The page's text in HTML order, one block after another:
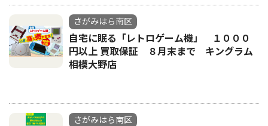
さがみはら南区
自宅に眠る「レトロゲーム機」 １０００
円以上 買取保証 ８月末まで キングラム
相模大野店
さがみはら南区